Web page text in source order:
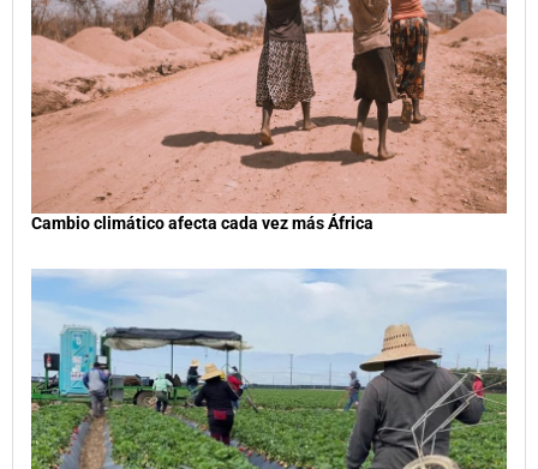
Cambio climático afecta cada vez más África